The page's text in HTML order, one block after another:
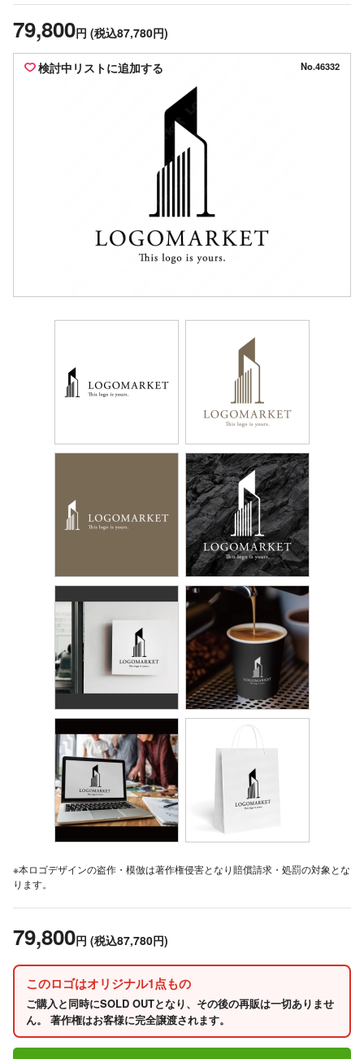
79,800円 (税込87,780円)
検討中リストに追加する No.46332
※本ロゴデザインの盗作・模倣は著作権侵害となり賠償請求・処罰の対象とな
ります。
79,800円 (税込87,780円)
このロゴはオリジナル1点もの
ご購入と同時にSOLD OUTとなり、その後の再販は一切ありませ
ん。 著作権はお客様に完全譲渡されます。